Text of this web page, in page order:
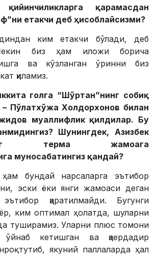
қарамасдан
етакчи деб ҳисоблайсизми?
ким етакчи бўлади, деб
Лекин биз ҳам иложи борича
ва кўзланган ўринни биз
қиламиз.
голга “Шўртан”нинг собиқ
– Пўлатхўжа Холдорхонов билан
муаллифлик қилдилар. Бу
Шунингдек, Азизбек
терма жамоага
муносабатингиз қандай?
бундай нарсаларга эътибор
эски ёки янги жамоаси деган
эътибор қаратилмайди. Бугунги
ким оптимал ҳолатда, шуларни
туширамиз. Уларни плюс томони
кетишган ва қаердадир
тутиб, якуний паллаларда ҳал